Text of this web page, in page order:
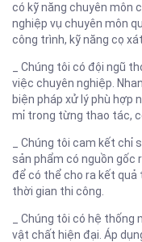
có kỹ năng chuyên môn
nghiệp vụ chuyên môn
công trình, kỹ năng cọ
_ Chúng tôi có đội ngũ
việc chuyên nghiệp.
biện pháp xử lý phù hợp
mỉ trong từng thao tác,
_ Chúng tôi cam kết
sản phẩm có nguồn gốc
để có thể cho ra kết
thời gian thi công.
_ Chúng tôi có hệ
vật chất hiện đại. Áp